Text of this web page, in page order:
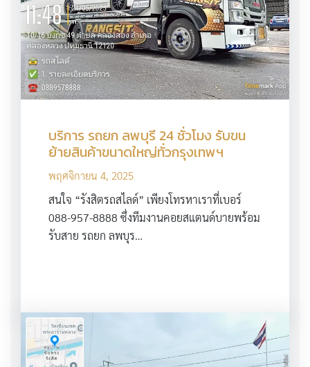
บริการ รถยก ลพบุรี 24 ชั่วโมง รับขน
ย้ายสินค้าขนาดใหญ่ทั่วกรุงเทพฯ
พฤศจิกายน 4, 2025
สนใจ “รังสิตรถสไลด์” เพียงโทรหาเราที่เบอร์
088-957-8888 ซึ่งทีมงานคอยสแตนด์บายพร้อม
รับสาย รถยก ลพบุร…